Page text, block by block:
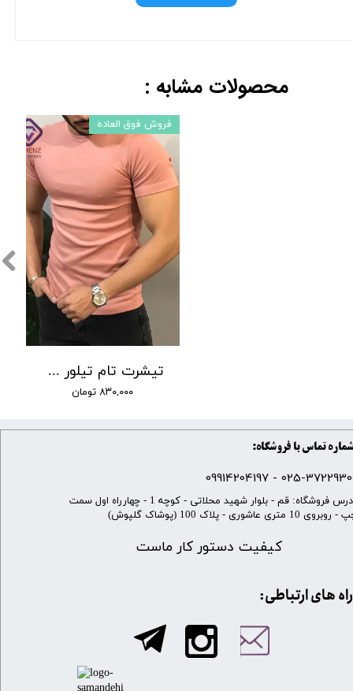
تیشرت تام تیلور کوتاه کد 20
۸۳۰,۰۰۰ تومان
فروش فوق العاده
محصولات مشابه :
شماره تماس با فروشگاه:
025-37229300 -
کیفیت دستور کار ماست
​آدرس فروشگاه: قم - بلوار شهید محلاتی - کوچه 1 - چهارراه اول سمت
10 متری عاشوری - پلاک 100 (پوشاک گلپوش)
​​راه های ارتباطی: